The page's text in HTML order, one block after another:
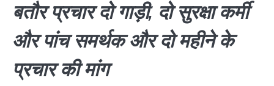
बतौर प्रचार दो गाड़ी, दो सुरक्षा कर्मी
और पांच समर्थक और दो महीने के
प्रचार की मांग